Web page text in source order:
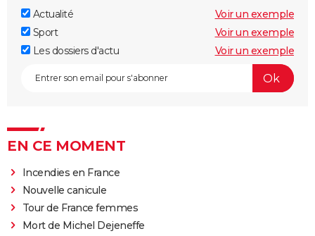
Actualité
Voir un exemple
Sport
Voir un exemple
Les dossiers d'actu
Voir un exemple
EN CE MOMENT
Incendies en France
Nouvelle canicule
Tour de France femmes
Mort de Michel Dejeneffe